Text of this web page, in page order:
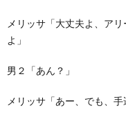
メリッサ「大丈夫よ、ア
よ」
男２「あん？」
メリッサ「あー、でも、手